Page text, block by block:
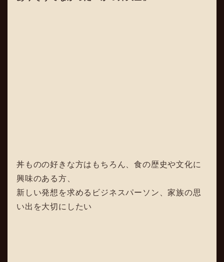
丼ものの好きな方はもちろん、食の歴史や文化に
興味のある方、
新しい発想を求めるビジネスパーソン、家族の思
い出を大切にしたい